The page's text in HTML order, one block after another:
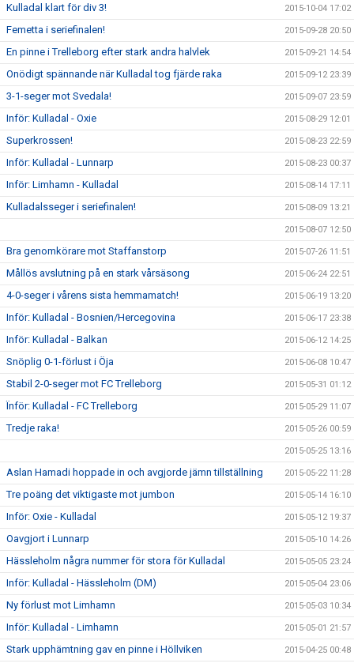
Kulladal klart för div 3! 2015-10-04 17:02
Femetta i seriefinalen! 2015-09-28 20:50
En pinne i Trelleborg efter stark andra halvlek 2015-09-21 14:54
Onödigt spännande när Kulladal tog fjärde raka 2015-09-12 23:39
3-1-seger mot Svedala! 2015-09-07 23:59
Inför: Kulladal - Oxie 2015-08-29 12:01
Superkrossen! 2015-08-23 22:59
Inför: Kulladal - Lunnarp 2015-08-23 00:37
Inför: Limhamn - Kulladal 2015-08-14 17:11
Kulladalsseger i seriefinalen! 2015-08-09 13:21
2015-08-07 12:50
Bra genomkörare mot Staffanstorp 2015-07-26 11:51
Mållös avslutning på en stark vårsäsong 2015-06-24 22:51
4-0-seger i vårens sista hemmamatch! 2015-06-19 13:20
Inför: Kulladal - Bosnien/Hercegovina 2015-06-17 23:38
Inför: Kulladal - Balkan 2015-06-12 14:25
Snöplig 0-1-förlust i Öja 2015-06-08 10:47
Stabil 2-0-seger mot FC Trelleborg 2015-05-31 01:12
Ïnför: Kulladal - FC Trelleborg 2015-05-29 11:07
Tredje raka! 2015-05-26 00:59
2015-05-25 13:16
Aslan Hamadi hoppade in och avgjorde jämn tillställning 2015-05-22 11:28
Tre poäng det viktigaste mot jumbon 2015-05-14 16:10
Inför: Oxie - Kulladal 2015-05-12 19:37
Oavgjort i Lunnarp 2015-05-10 14:26
Hässleholm några nummer för stora för Kulladal 2015-05-05 23:24
Inför: Kulladal - Hässleholm (DM) 2015-05-04 23:06
Ny förlust mot Limhamn 2015-05-03 10:34
Inför: Kulladal - Limhamn 2015-05-01 21:57
Stark upphämtning gav en pinne i Höllviken 2015-04-25 00:48